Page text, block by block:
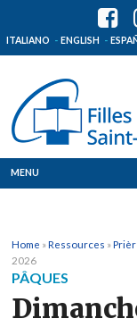
ITALIANO ENGLISH
MENU
Où sommes-nous
News
Home »Ressources »
2026
PÂQUES